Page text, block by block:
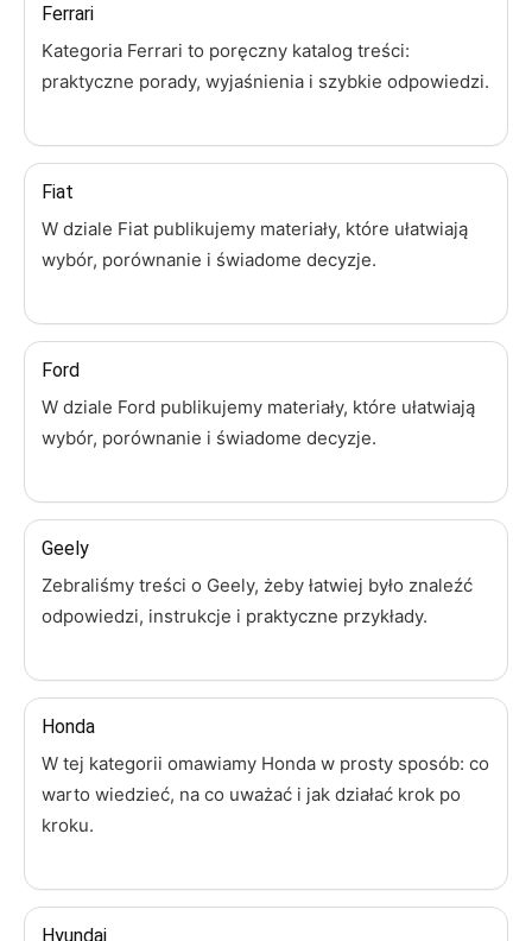
Ferrari
Kategoria Ferrari to poręczny katalog treści:
praktyczne porady, wyjaśnienia i szybkie odpowiedzi.
Fiat
W dziale Fiat publikujemy materiały, które ułatwiają
wybór, porównanie i świadome decyzje.
Ford
W dziale Ford publikujemy materiały, które ułatwiają
wybór, porównanie i świadome decyzje.
Geely
Zebraliśmy treści o Geely, żeby łatwiej było znaleźć
odpowiedzi, instrukcje i praktyczne przykłady.
Honda
W tej kategorii omawiamy Honda w prosty sposób: co
warto wiedzieć, na co uważać i jak działać krok po
kroku.
Hyundai